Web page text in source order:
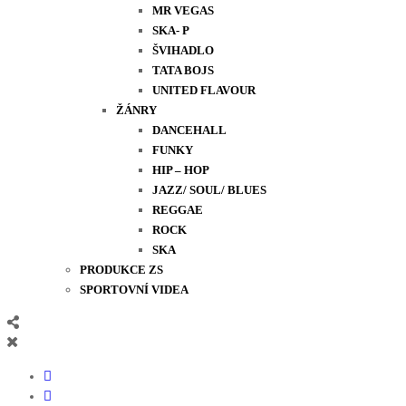
MR VEGAS
SKA- P
ŠVIHADLO
TATA BOJS
UNITED FLAVOUR
ŽÁNRY
DANCEHALL
FUNKY
HIP – HOP
JAZZ/ SOUL/ BLUES
REGGAE
ROCK
SKA
PRODUKCE ZS
SPORTOVNÍ VIDEA